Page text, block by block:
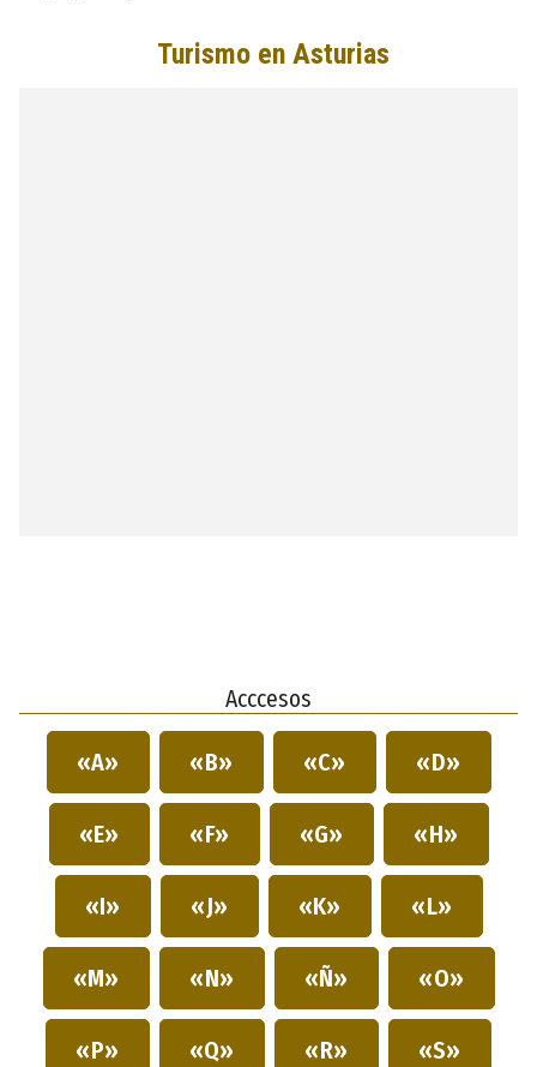
Acccesos
«A» «B» «C» «D»
«E» «F» «G» «H»
«I» «J» «K» «L»
«M» «N» «Ñ» «O»
«P» «Q» «R» «S»